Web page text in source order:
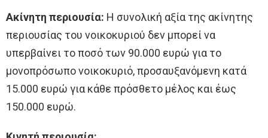
Ακίνητη περιουσία: Η συνολική αξία της ακίνητης
περιουσίας του νοικοκυριού δεν μπορεί να
υπερβαίνει το ποσό των 90.000 ευρώ για το
μονοπρόσωπο νοικοκυριό, προσαυξανόμενη κατά
15.000 ευρώ για κάθε πρόσθετο μέλος και έως
150.000 ευρώ.